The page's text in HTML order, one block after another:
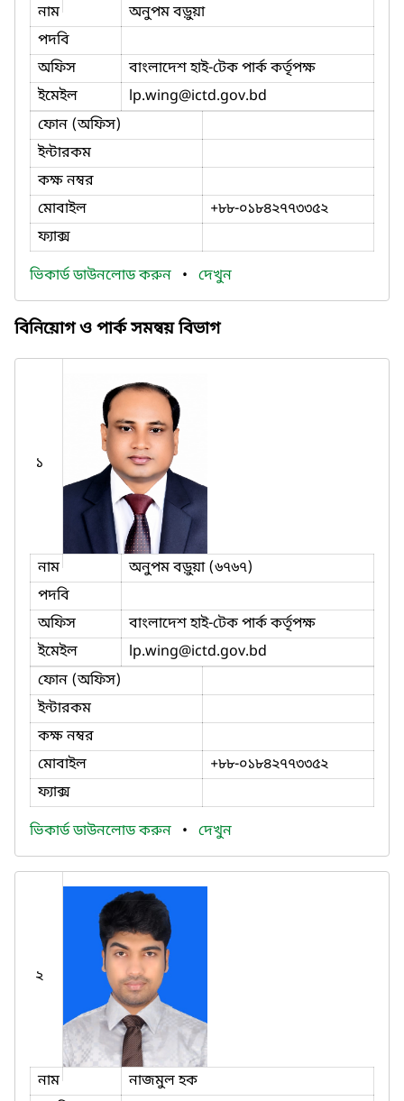
নাম
অনুপম বড়ুয়া
পদবি
অফিস
বাংলাদেশ হাই-টেক পার্ক কর্তৃপক্ষ
ইমেইল
lp.wing@ictd.gov.bd
ফোন (অফিস)
ইন্টারকম
কক্ষ নম্বর
মোবাইল
+৮৮-০১৮৪২৭৭৩৩৫২
ফ্যাক্স
ভিকার্ড ডাউনলোড করুন • দেখুন
বিনিয়োগ ও পার্ক সমন্বয় বিভাগ
১
নাম
অনুপম বড়ুয়া (৬৭৬৭)
পদবি
অফিস
বাংলাদেশ হাই-টেক পার্ক কর্তৃপক্ষ
ইমেইল
lp.wing@ictd.gov.bd
ফোন (অফিস)
ইন্টারকম
কক্ষ নম্বর
মোবাইল
+৮৮-০১৮৪২৭৭৩৩৫২
ফ্যাক্স
ভিকার্ড ডাউনলোড করুন • দেখুন
২
নাম
নাজমুল হক